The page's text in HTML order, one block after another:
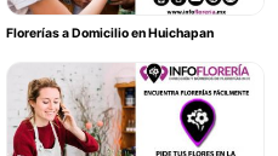
Florerías a Domicilio en Huichapan